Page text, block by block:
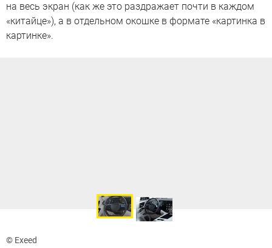
на весь экран (как же это раздражает почти в каждом
«китайце»), а в отдельном окошке в формате «картинка в
картинке».
© Exeed